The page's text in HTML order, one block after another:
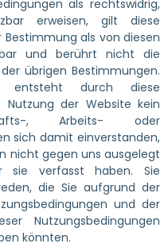
als rechtswidrig,
erweisen, gilt diese
als von diesen
und berührt nicht die
übrigen Bestimmungen.
entsteht durch diese
Nutzung der Website kein
, Arbeits- oder
sich damit einverstanden,
nicht gegen uns ausgelegt
sie verfasst haben. Sie
die Sie aufgrund der
und der
Nutzungsbedingungen
könnten.